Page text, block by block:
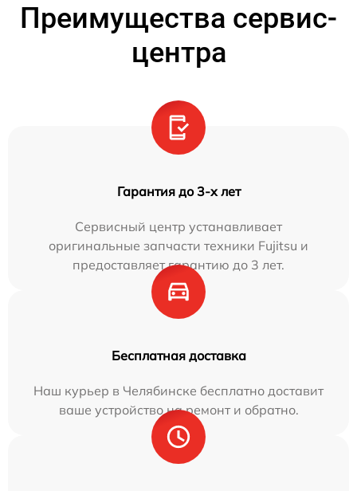
Преимущества сервис-
центра
Гарантия до 3-х лет
Сервисный центр устанавливает
оригинальные запчасти техники Fujitsu и
предоставляет гарантию до 3 лет.
Бесплатная доставка
Наш курьер в Челябинске бесплатно доставит
ваше устройство на ремонт и обратно.